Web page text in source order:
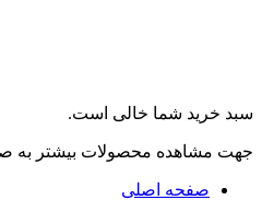
سبد خرید شما خالی است.
جهت مشاهده محصولات بیشتر به
صفحه اصلی